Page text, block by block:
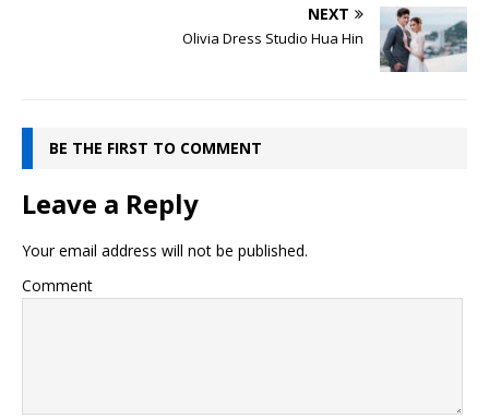
NEXT
Olivia Dress Studio Hua Hin
BE THE FIRST TO COMMENT
Leave a Reply
Your email address will not be published.
Comment